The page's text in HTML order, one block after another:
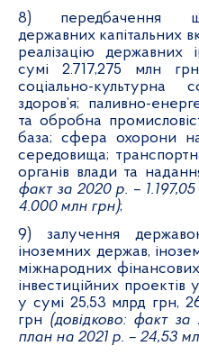
8) передбачення
державних капітальних
реалізацію державних
сумі 2.717,275 млн
соціально-
здоров’я; паливно-
та обробна
база; сфера охорони
середовища;
органів влади та
факт за 2020 р. –
4.000 млн грн);
9) залучення
іноземних держав,
міжнародних фінансових
інвестиційних проектів
у сумі 25,53 млрд грн,
грн (довідково: факт
план на 2021 р. – 24,53